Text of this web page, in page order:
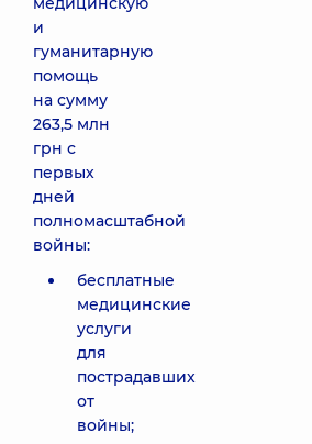
и
гуманитарную
помощь
на сумму
263,5 млн
грн с
первых
дней
полномасштабной
войны:
бесплатные
медицинские
услуги
для
пострадавших
от
войны;